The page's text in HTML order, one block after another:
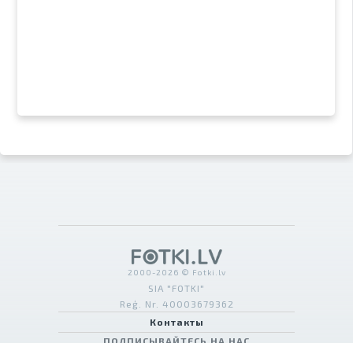
2000-2026 © Fotki.lv
SIA "FOTKI"
Reģ. Nr. 40003679362
Контакты
ПОДПИСЫВАЙТЕСЬ НА НАС